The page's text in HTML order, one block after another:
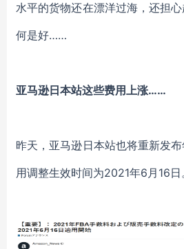
水平的货物还在漂洋过海，还担
何是好……
亚马逊日本站这些费用上涨……
昨天，亚马逊日本站也将重新发
用调整生效时间为2021年6月16日